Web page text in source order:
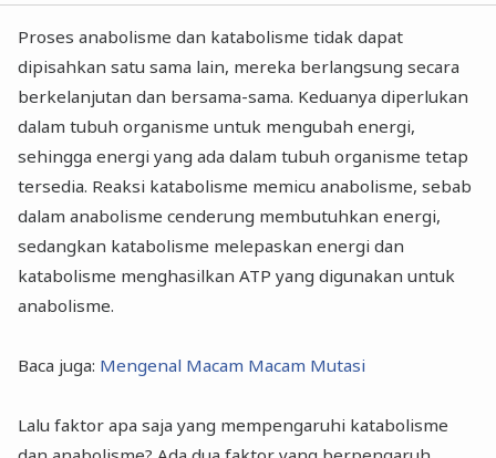
Proses anabolisme dan katabolisme tidak dapat
dipisahkan satu sama lain, mereka berlangsung secara
berkelanjutan dan bersama-sama. Keduanya diperlukan
dalam tubuh organisme untuk mengubah energi,
sehingga energi yang ada dalam tubuh organisme tetap
tersedia. Reaksi katabolisme memicu anabolisme, sebab
dalam anabolisme cenderung membutuhkan energi,
sedangkan katabolisme melepaskan energi dan
katabolisme menghasilkan ATP yang digunakan untuk
anabolisme.
Baca juga: Mengenal Macam Macam Mutasi
Lalu faktor apa saja yang mempengaruhi katabolisme